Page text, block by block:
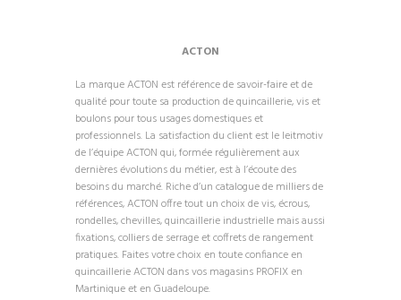
ACTON
La marque ACTON est référence de savoir-faire et de
qualité pour toute sa production de quincaillerie, vis et
boulons pour tous usages domestiques et
professionnels. La satisfaction du client est le leitmotiv
de l’équipe ACTON qui, formée régulièrement aux
dernières évolutions du métier, est à l’écoute des
besoins du marché. Riche d’un catalogue de milliers de
références, ACTON offre tout un choix de vis, écrous,
rondelles, chevilles, quincaillerie industrielle mais aussi
fixations, colliers de serrage et coffrets de rangement
pratiques. Faites votre choix en toute confiance en
quincaillerie ACTON dans vos magasins PROFIX en
Martinique et en Guadeloupe.